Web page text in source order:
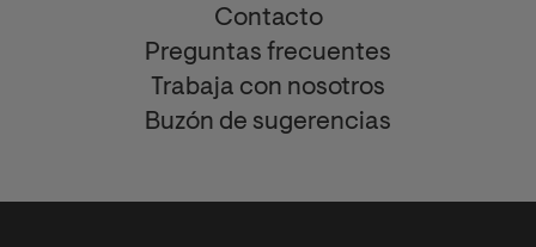
Contacto
Preguntas frecuentes
Trabaja con nosotros
Buzón de sugerencias